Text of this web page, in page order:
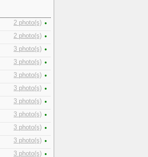
2 photo(s) •
2 photo(s) •
3 photo(s) •
3 photo(s) •
3 photo(s) •
3 photo(s) •
3 photo(s) •
3 photo(s) •
3 photo(s) •
3 photo(s) •
3 photo(s) •